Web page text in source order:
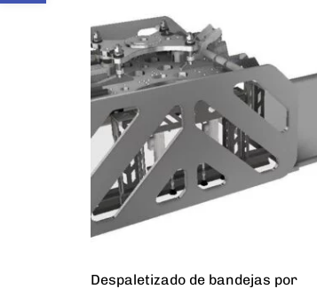
Despaletizado de bandejas por